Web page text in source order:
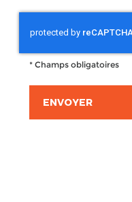
* Champs obligatoires